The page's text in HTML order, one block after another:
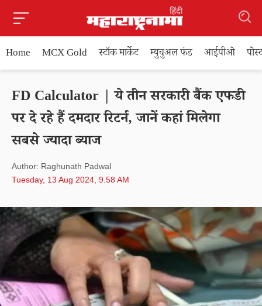
Home MCX Gold स्टॉक मार्केट म्युचुअल फंड आईपीओ
FD Calculator | ये तीन सरकारी बैंक एफडी
पर दे रहे हैं दमदार रिटर्न, जानें कहां मिलेगा
सबसे ज्यादा ब्याज
Author: Raghunath Padwal
Tuesday, 13 Aug 2024, 9.58 AM